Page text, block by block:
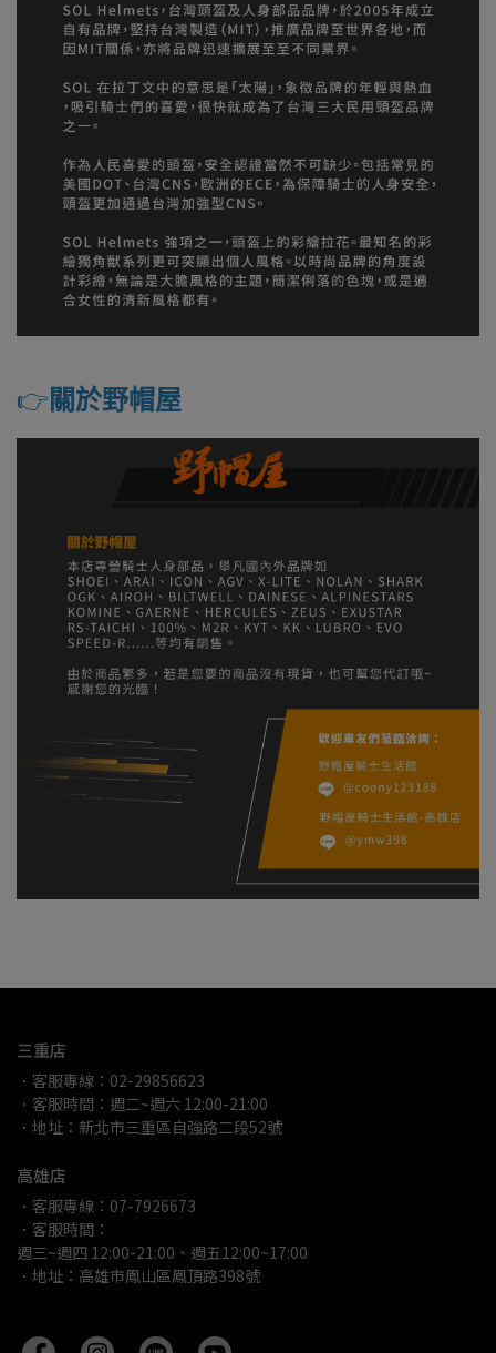
👉️ 關於野帽屋
三重店
．客服專線：02-29856623
．客服時間：週二~週六 12:00-21:00
．地址：新北市三重區自強路二段52號
高雄店
．客服專線：07-7926673
．客服時間：
週三~週四 12:00-21:00、週五12:00~17:00
．地址：高雄市鳳山區鳳頂路398號